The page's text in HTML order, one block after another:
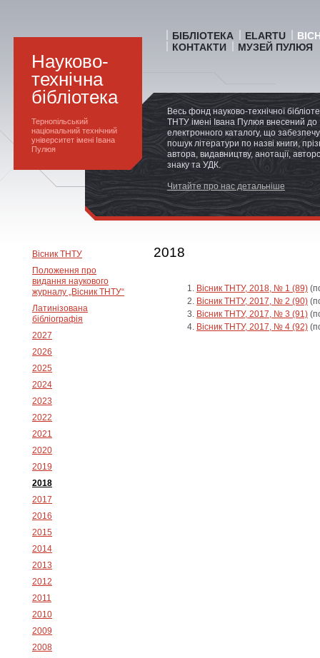
Науково-
технічна
бібліотека
Тернопільський
національний технічний
університет імені Івана
Пулюя
БІБЛІОТЕКА ELARTU
КОНТАКТИ
МУЗЕЙ ПУЛЮЯ
Весь фонд науково-технічної
ТНТУ імені Івана Пулюя внесений до
електронного каталогу, що
пошук літератури по назві книги,
автора, видавництву, анотації,
знаку та УДК.
Читайте про нас детальніше
Вісник ТНТУ
Положення про
видання наукового
журналу „Вісник ТНТУ“
Латинізована
бібліографія
2027
2026
2025
2024
2023
2022
2021
2020
2019
2018
2017
2016
2015
2014
2013
2012
2011
2010
2009
2008
2018
Вісник ТНТУ, 2018, № 1 (89)
Вісник ТНТУ, 2017, № 2 (90)
Вісник ТНТУ, 2017, № 3 (91)
Вісник ТНТУ, 2017, № 4 (92)